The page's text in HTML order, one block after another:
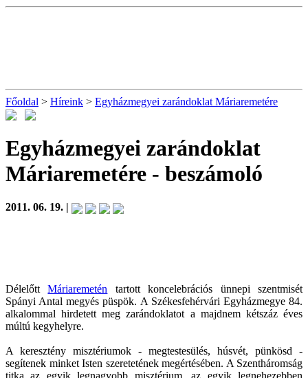
Főoldal > Híreink > Egyházmegyei zarándoklat Máriaremetére
Egyházmegyei zarándoklat
Máriaremetére - beszámoló
2011. 06. 19. |
DélelőttMáriaremetén tartott koncelebrációs ünnepi szentmisét
Spányi Antal megyés püspök. A Székesfehérvári Egyházmegye 84.
alkalommal hirdetett meg zarándoklatot a majdnem kétszáz éves
múltú kegyhelyre.
A keresztény misztériumok - megtestesülés, húsvét, pünkösd -
segítenek minket Isten szeretetének megértésében. A Szentháromság
titka az egyik legnagyobb misztérium, az egyik legnehezebben